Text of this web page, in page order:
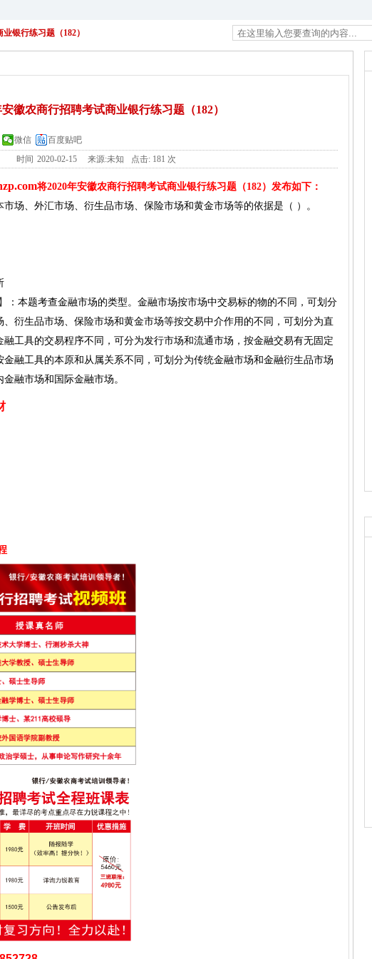
银行练习题（182）
安徽农商行招聘考试商业银行练习题（182）
微信
百度贴吧
时间 2020-02-15 来源:未知 点击: 181 次
将2020年安徽农商行招聘考试商业银行练习题（182）发布如下：
场、外汇市场、衍生品市场、保险市场和黄金市场等的依据是（ ）。
：本题考查金融市场的类型。金融市场按市场中交易标的物的不同，可划分
衍生品市场、保险市场和黄金市场等按交易中介作用的不同，可划分为直
工具的交易程序不同，可分为发行市场和流通市场，按金融交易有无固定
融工具的本原和从属关系不同，可划分为传统金融市场和金融衍生品市场
融市场和国际金融市场。